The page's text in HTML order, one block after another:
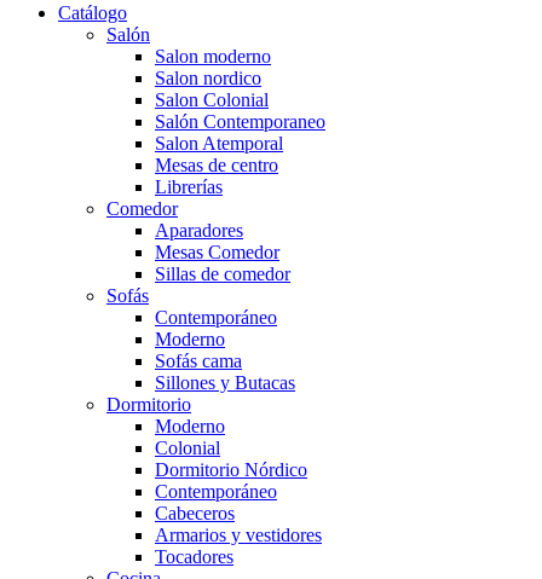
Catálogo
Salón
Salon moderno
Salon nordico
Salon Colonial
Salón Contemporaneo
Salon Atemporal
Mesas de centro
Librerías
Comedor
Aparadores
Mesas Comedor
Sillas de comedor
Sofás
Contemporáneo
Moderno
Sofás cama
Sillones y Butacas
Dormitorio
Moderno
Colonial
Dormitorio Nórdico
Contemporáneo
Cabeceros
Armarios y vestidores
Tocadores